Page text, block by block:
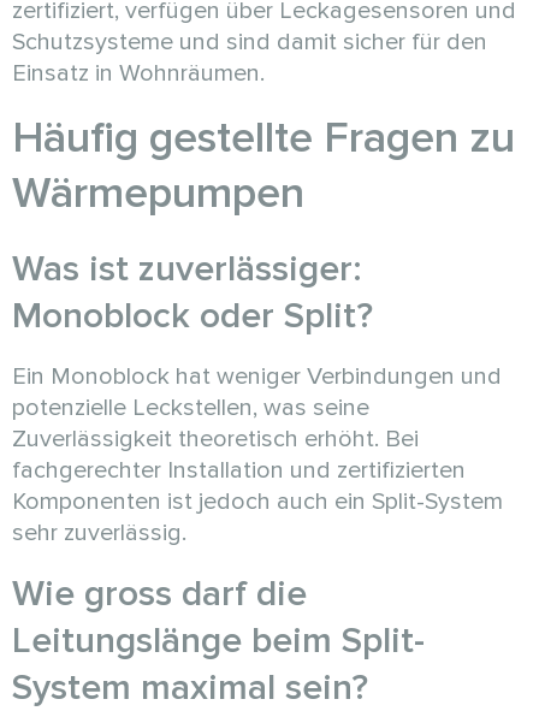
zertifiziert, verfügen über Leckagesensoren und
Schutzsysteme und sind damit sicher für den
Einsatz in Wohnräumen.
Häufig gestellte Fragen zu
Wärmepumpen
Was ist zuverlässiger:
Monoblock oder Split?
Ein Monoblock hat weniger Verbindungen und
potenzielle Leckstellen, was seine
Zuverlässigkeit theoretisch erhöht. Bei
fachgerechter Installation und zertifizierten
Komponenten ist jedoch auch ein Split-System
sehr zuverlässig.
Wie gross darf die
Leitungslänge beim Split-
System maximal sein?